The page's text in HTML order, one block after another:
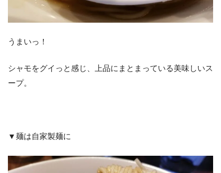
うまいっ！
シャモをグイっと感じ、上品にまとまっている美味しいス
ープ。
▼麺は自家製麺に